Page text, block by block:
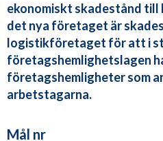
ekonomiskt skadestånd till
det nya företaget är
logistikföretaget för att i
företagshemlighetslagen
företagshemligheter som
arbetstagarna.
Mål nr